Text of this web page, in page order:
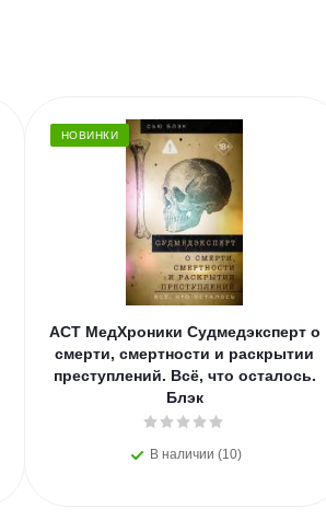
НОВИНКИ
АСТ МедХроники Судмедэксперт о
смерти, смертности и раскрытии
преступлений. Всё, что осталось.
Блэк
В наличии (10)